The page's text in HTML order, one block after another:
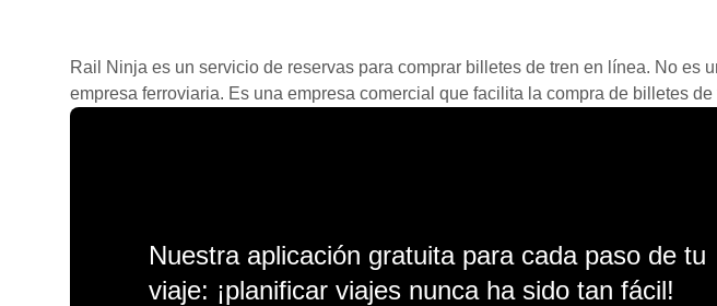
Rail Ninja es un servicio de reservas para comprar billetes de tren en línea. No
empresa ferroviaria. Es una empresa comercial que facilita la compra de billetes de
Nuestra aplicación gratuita para cada paso de tu
viaje: ¡planificar viajes nunca ha sido tan fácil!